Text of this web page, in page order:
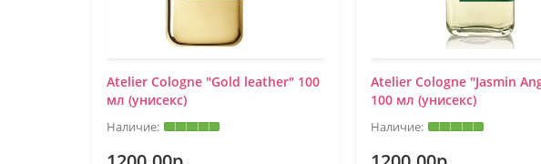
Atelier Cologne "Gold leather" 100
мл (унисекс)
Atelier Cologne "Jasmin
100 мл (унисекс)